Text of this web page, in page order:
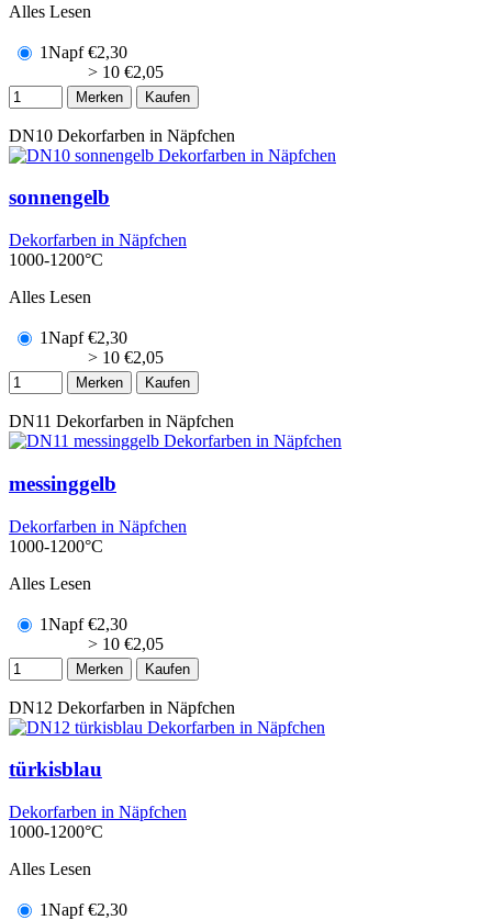
Alles Lesen
1Napf €2,30
> 10 €2,05
Merken Kaufen
DN10 Dekorfarben in Näpfchen
sonnengelb
Dekorfarben in Näpfchen
1000-1200°C
Alles Lesen
1Napf €2,30
> 10 €2,05
Merken Kaufen
DN11 Dekorfarben in Näpfchen
messinggelb
Dekorfarben in Näpfchen
1000-1200°C
Alles Lesen
1Napf €2,30
> 10 €2,05
Merken Kaufen
DN12 Dekorfarben in Näpfchen
türkisblau
Dekorfarben in Näpfchen
1000-1200°C
Alles Lesen
1Napf €2,30